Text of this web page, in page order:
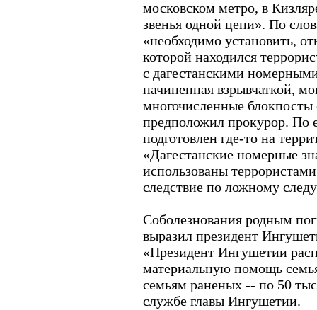
московском метро, в
звенья одной цепи». По
«необходимо установить,
которой находился
с дагестанскими
начиненная взрывчаткой,
многочисленные
предположил прокурор. По
подготовлен где-то на
«Дагестанские номерные
использованы
следствие по ложному
Соболезнования родным
выразил президент
«Президент Ингушетии
материальную помощь
семьям раненых -- по 50
службе главы Ингушетии.